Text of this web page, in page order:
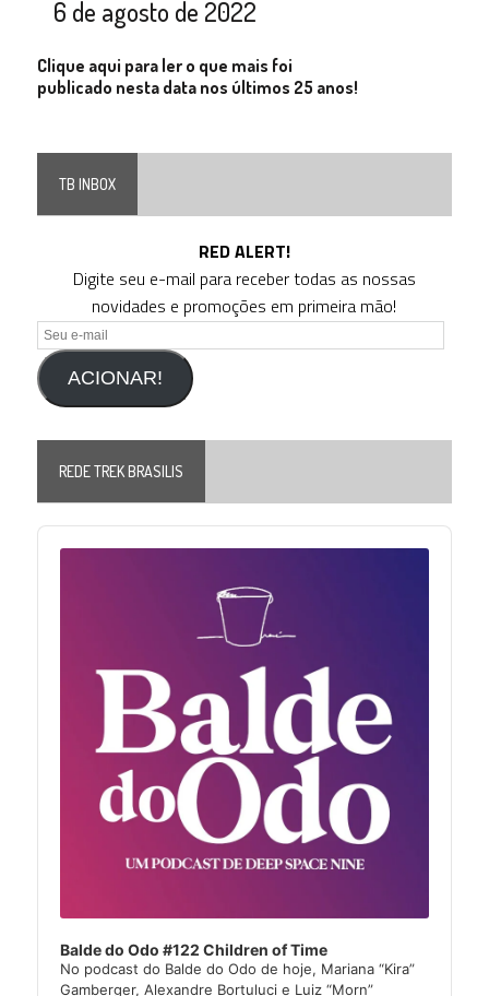
6 de agosto de 2022
Clique aqui para ler o que mais foi
publicado nesta data nos últimos 25 anos!
TB INBOX
RED ALERT!
Digite seu e-mail para receber todas as nossas
novidades e promoções em primeira mão!
Seu
e-
mail
ACIONAR!
REDE TREK BRASILIS
Audio
Player
Balde do Odo #122 Children of Time
No podcast do Balde do Odo de hoje, Mariana “Kira”
Gamberger, Alexandre Bortuluci e Luiz “Morn”